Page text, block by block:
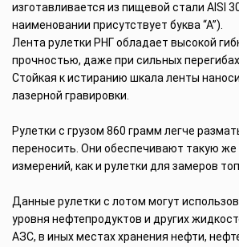
изготавливается из пищевой стали AISI
наименовании присутствует буква “А”).
Лента рулетки РНГ обладает высокой
прочностью, даже при сильных
Стойкая к истиранию шкала ленты
лазерной гравировки.
Рулетки с грузом 860 грамм легче
переносить. Они обеспечивают такую же
измерений, как и рулетки для замеров
Данные рулетки с лотом могут
уровня нефтепродуктов и других
АЗС, в иных местах хранения нефти,